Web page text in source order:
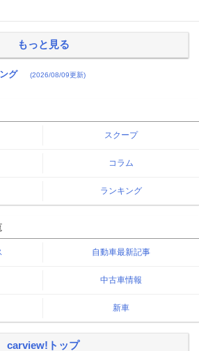
もっと見る
グ (2026/08/09更新)
スクープ
コラム
ランキング
自動車最新記事
中古車情報
新車
carview!トップ